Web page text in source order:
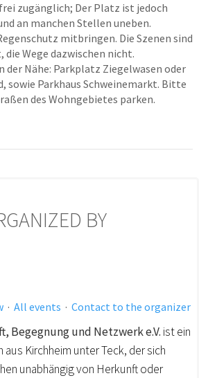
zugänglich; Der Platz ist jedoch
an manchen Stellen uneben.
mitbringen. Die Szenen sind
die Wege dazwischen nicht.
Nähe: Parkplatz Ziegelwasen oder
sowie Parkhaus Schweinemarkt. Bitte
des Wohngebietes parken.
BY
· All events · Contact to the organizer
Begegnung und Netzwerk e.V. ist ein
Kirchheim unter Teck, der sich
unabhängig von Herkunft oder